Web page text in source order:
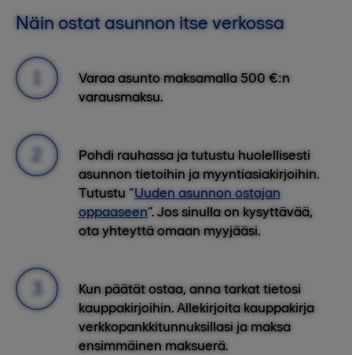
Näin ostat asunnon itse verkossa
Varaa asunto maksamalla 500 €:n
varausmaksu.
Pohdi rauhassa ja tutustu huolellisesti
asunnon tietoihin ja myyntiasiakirjoihin.
Tutustu “Uuden asunnon ostajan
oppaaseen”. Jos sinulla on kysyttävää,
ota yhteyttä omaan myyjääsi.
Kun päätät ostaa, anna tarkat tietosi
kauppakirjoihin. Allekirjoita kauppakirja
verkkopankkitunnuksillasi ja maksa
ensimmäinen maksuerä.